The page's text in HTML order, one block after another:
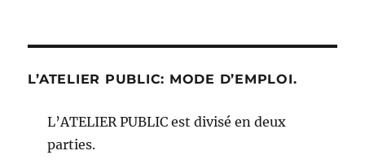
L’ATELIER PUBLIC: MODE D’EMPLOI.
L’ATELIER PUBLIC est divisé en deux
parties.